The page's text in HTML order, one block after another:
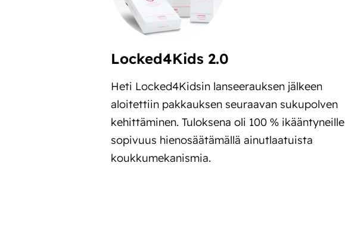
Locked4Kids 2.0
Heti Locked4Kidsin lanseerauksen jälkeen
aloitettiin pakkauksen seuraavan sukupolven
kehittäminen. Tuloksena oli 100 % ikääntyneille
sopivuus hienosäätämällä ainutlaatuista
koukkumekanismia.